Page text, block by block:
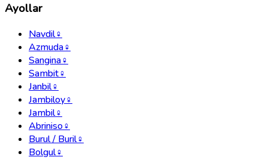
Ayollar
Navdil♀
Azmuda♀
Sangina♀
Sambit♀
Janbil♀
Jambiloy♀
Jambil♀
Abriniso♀
Burul / Buril♀
Bolgul♀